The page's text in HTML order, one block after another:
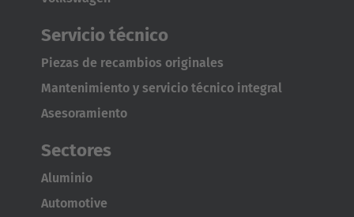
Servicio técnico
Piezas de recambios originales
Mantenimiento y servicio técnico integral
Asesoramiento
Sectores
Aluminio
Automotive